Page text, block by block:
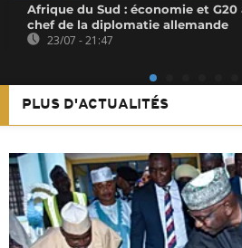
Afrique du Sud : économie et
chef de la diplomatie allemande
23/07 - 21:47
PLUS D'ACTUALITÉS